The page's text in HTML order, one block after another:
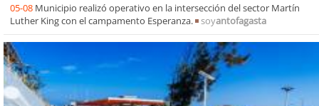
05-08 Municipio realizó operativo en la intersección del sector Martín
Luther King con el campamento Esperanza.
soyantofagasta